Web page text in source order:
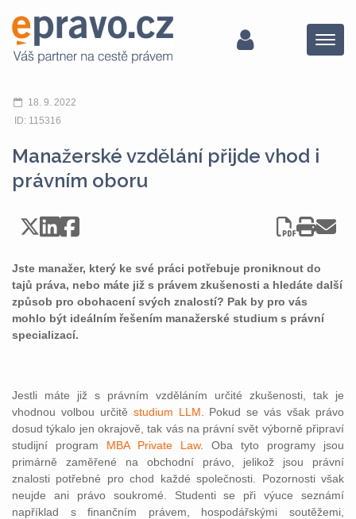
Menu
18. 9. 2022
ID: 115316
Manažerské vzdělání přijde vhod i
právním oboru
Jste manažer, který ke své práci potřebuje proniknout do
tajů práva, nebo máte již s právem zkušenosti a hledáte další
způsob pro obohacení svých znalostí? Pak by pro vás
mohlo být ideálním řešením manažerské studium s právní
specializací.
Jestli máte již s právním vzděláním určité zkušenosti, tak je
vhodnou volbou určitě studium LLM . Pokud se vás však právo
dosud týkalo jen okrajově, tak vás na právní svět výborně připraví
studijní program MBA Private Law. Oba tyto programy jsou
primárně zaměřené na obchodní právo, jelikož jsou právní
znalosti potřebné pro chod každé společnosti. Pozornosti však
neujde ani právo soukromé. Studenti se při výuce seznámí
například s finančním právem, hospodářskými soutěžemi,